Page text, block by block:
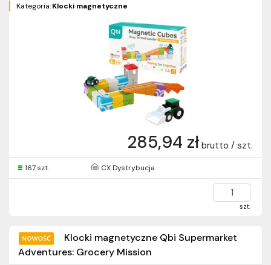
Kategoria:Klocki magnetyczne
285,94 zł brutto / szt.
167 szt. CX Dystrybucja
szt.
Klocki magnetyczne Qbi Supermarket
Adventures: Grocery Mission